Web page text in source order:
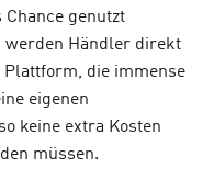
Chance genutzt
Händler direkt
Plattform, die immense
eigenen
keine extra Kosten
müssen.